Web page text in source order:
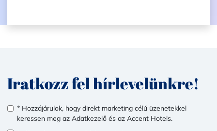
Iratkozz fel hírlevelünkre!
* Hozzájárulok, hogy direkt marketing célú üzenetekkel
keressen meg az Adatkezelő és az Accent Hotels.